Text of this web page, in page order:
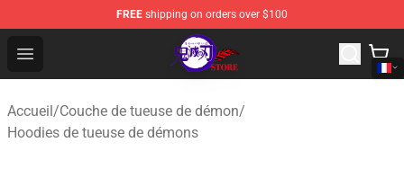
FREE shipping on orders over $100
Open menu
Kimetsu no Yaiba Store - Official Kimetsu no Yaiba
Accueil/Couche de tueuse de démon/
Hoodies de tueuse de démons